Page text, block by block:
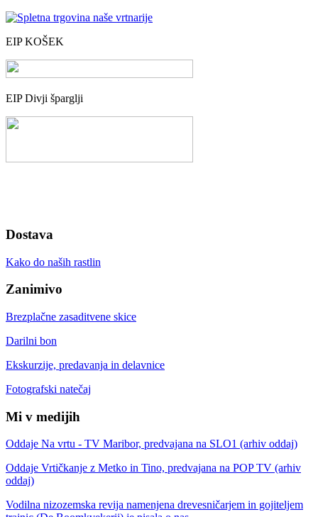
EIP KOŠEK
EIP Divji šparglji
Dostava
Kako do naših rastlin
Zanimivo
Brezplačne zasaditvene skice
Darilni bon
Ekskurzije, predavanja in delavnice
Fotografski natečaj
Mi v medijih
Oddaje Na vrtu - TV Maribor, predvajana na SLO1 (arhiv oddaj)
Oddaje Vrtičkanje z Metko in Tino, predvajana na POP TV (arhiv
oddaj)
Vodilna nizozemska revija namenjena drevesničarjem in gojiteljem